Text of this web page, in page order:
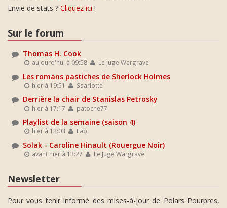
Envie de stats ? Cliquez ici !
Sur le forum
Thomas H. Cook
aujourd'hui à 09:58 Le Juge Wargrave
Les romans pastiches de Sherlock Holmes
hier à 19:51 Ssarlotte
Derrière la chair de Stanislas Petrosky
hier à 17:17 patoche77
Playlist de la semaine (saison 4)
hier à 13:03 Fab
Solak - Caroline Hinault (Rouergue Noir)
avant hier à 13:27 Le Juge Wargrave
Newsletter
Pour vous tenir informé des mises-à-jour de Polars Pourpres,